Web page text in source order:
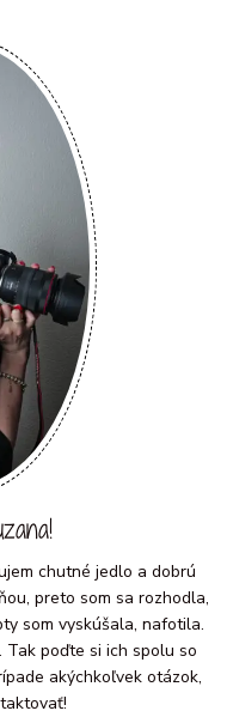
chutné jedlo a dobrú
preto som sa rozhodla,
som vyskúšala, nafotila.
poďte si ich spolu so
akýchkoľvek otázok,